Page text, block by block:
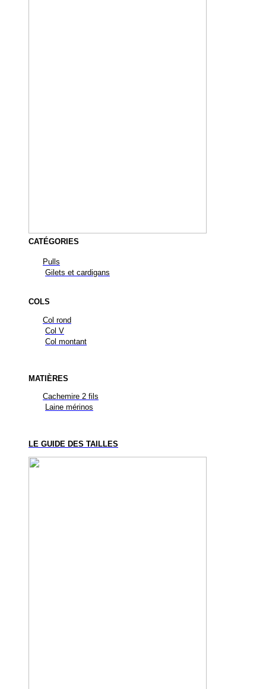
CATÉGORIES
Pulls
Gilets et cardigans
COLS
Col rond
Col V
Col montant
MATIÈRES
Cachemire 2 fils
Laine mérinos
LE GUIDE DES TAILLES